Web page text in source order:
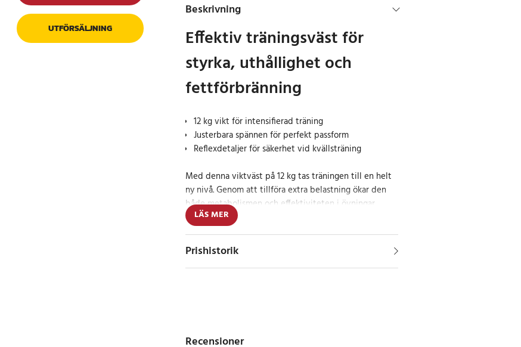
UTFÖRSÄLJNING
Beskrivning
Effektiv träningsväst för
styrka, uthållighet och
fettförbränning
12 kg vikt för intensifierad träning
Justerbara spännen för perfekt passform
Reflexdetaljer för säkerhet vid kvällsträning
Med denna viktväst på 12 kg tas träningen till en helt
ny nivå. Genom att tillföra extra belastning ökar den
både metabolismen och effektiviteten i övningar,
vilket ger bättre resultat inom fettförbränning,
muskeluppbyggnad och kondition. Perfekt för allt från
styrketräning och löpning till promenader,
trappträning och crossfit.
En praktisk meshficka på baksidan ger möjlighet att
LÄS MER
Prishistorik
Recensioner